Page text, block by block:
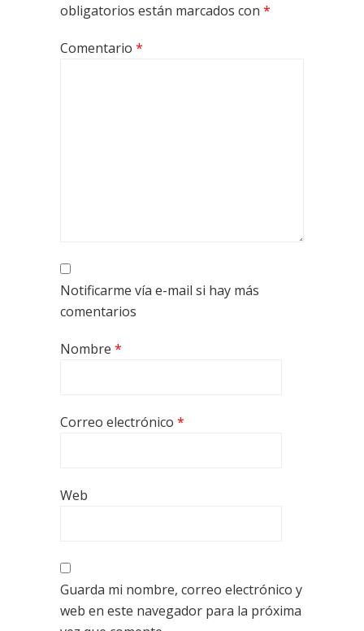
obligatorios están marcados con *
Comentario *
Notificarme vía e-mail si hay más
comentarios
Nombre *
Correo electrónico *
Web
Guarda mi nombre, correo electrónico y
web en este navegador para la próxima